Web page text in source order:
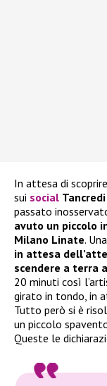
In attesa di
sui social Tancredi
passato
avuto un piccolo
Milano Linate.
in attesa
scendere a terra
20 minuti così
girato in tondo, in
Tutto però si è
un piccolo
Queste le